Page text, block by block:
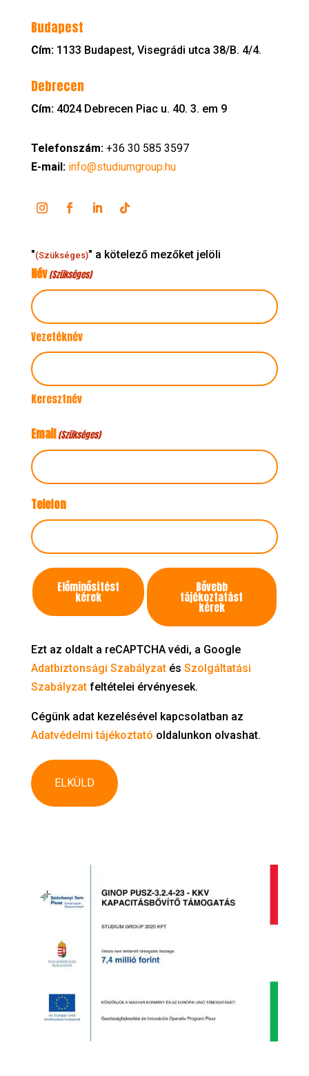
Budapest
Cím: 1133 Budapest, Visegrádi utca 38/B. 4/4.
Debrecen
Cím: 4024 Debrecen Piac u. 40. 3. em 9
Telefonszám: +36 30 585 3597
E-mail: info@studiumgroup.hu
"(Szükséges)" a kötelező mezőket jelöli
Név(Szükséges)
Vezetéknév
Keresztnév
Email(Szükséges)
Telefon
Kapcsolatfelvétel
célja
Előminősítést
kérek
Bővebb
tájékoztatást
kérek
Ezt az oldalt a reCAPTCHA védi, a Google
Adatbiztonsági Szabályzatés Szolgáltatási
Szabályzatfeltételei érvényesek.
Cégünk adat kezelésével kapcsolatban az
Adatvédelmi tájékoztató oldalunkon olvashat.